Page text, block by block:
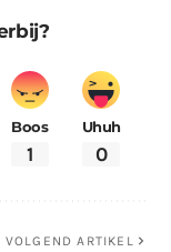
Boos
1
Uhuh
0
VOLGEND ARTIKEL